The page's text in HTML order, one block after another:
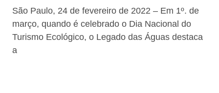
São Paulo, 24 de fevereiro de 2022 – Em 1º. de
março, quando é celebrado o Dia Nacional do
Turismo Ecológico, o Legado das Águas destaca
a